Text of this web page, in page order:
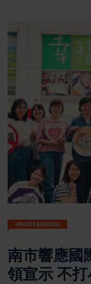
UNCATEGORIZED
南市響應國
領宣示 不